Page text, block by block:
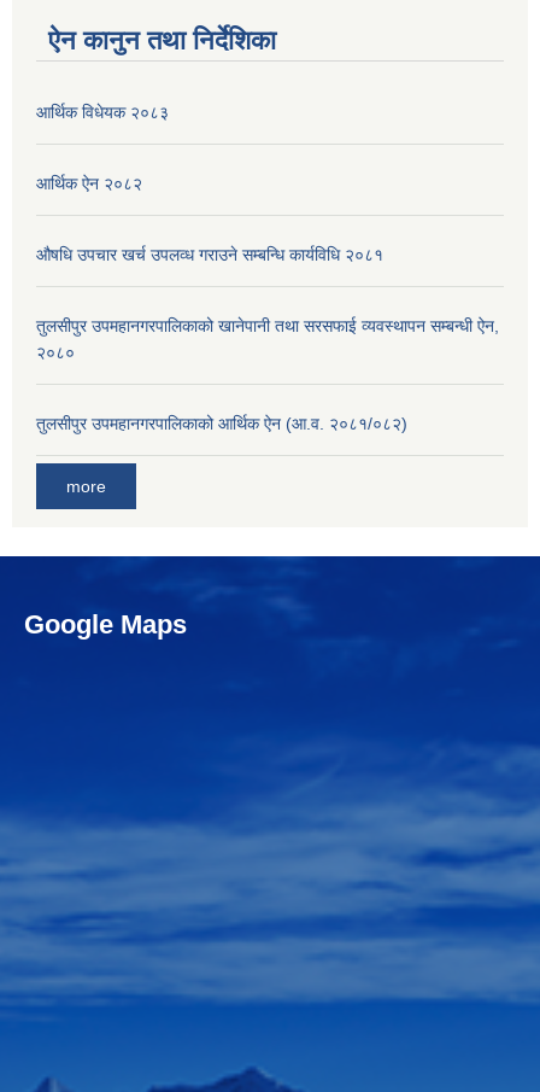
ऐन कानुन तथा निर्देशिका
आर्थिक विधेयक २०८३
आर्थिक ऐन २०८२
औषधि उपचार खर्च उपलव्ध गराउने सम्बन्धि कार्यविधि २०८१
तुलसीपुर उपमहानगरपालिकाको खानेपानी तथा सरसफाई व्यवस्थापन सम्बन्धी ऐन,
२०८०
तुलसीपुर उपमहानगरपालिकाको आर्थिक ऐन (आ.व. २०८१/०८२)
more
Google Maps